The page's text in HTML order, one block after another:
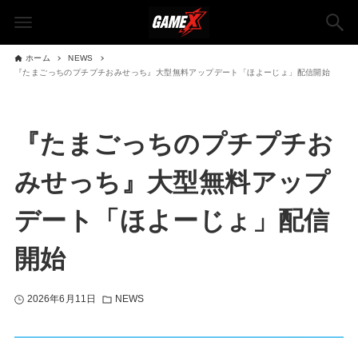
ホーム
NEWS
『たまごっちのプチプチおみせっち』大型無料アップデート「ほよーじょ」配信開始
『たまごっちのプチプチお
みせっち』大型無料アップ
デート「ほよーじょ」配信
開始
2026年6月11日 NEWS